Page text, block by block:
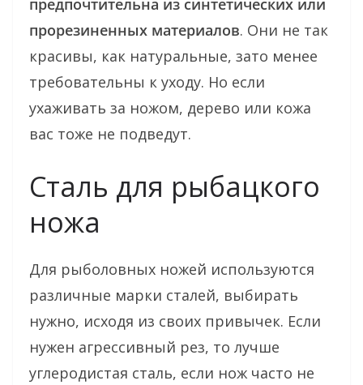
предпочтительна из синтетических или
прорезиненных материалов. Они не так
красивы, как натуральные, зато менее
требовательны к уходу. Но если
ухаживать за ножом, дерево или кожа
вас тоже не подведут.
Сталь для рыбацкого
ножа
Для рыболовных ножей используются
различные марки сталей, выбирать
нужно, исходя из своих привычек. Если
нужен агрессивный рез, то лучше
углеродистая сталь, если нож часто не